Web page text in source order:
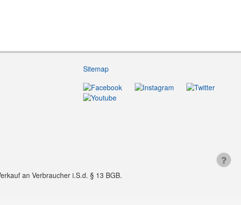
Sitemap
an Verbraucher i.S.d. § 13 BGB.